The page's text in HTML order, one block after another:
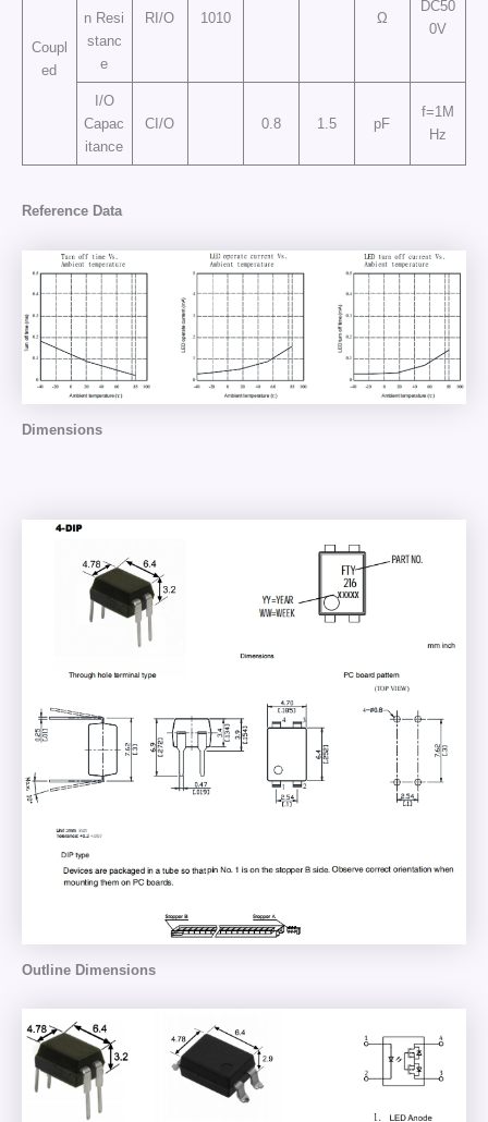
Coupl
ed
n Resi
stanc
e
RI/O 1010 Ω
DC50
0V
I/O
Capac
itance
CI/O 0.8 1.5 pF
f=1M
Hz
Reference Data
Dimensions
Outline Dimensions